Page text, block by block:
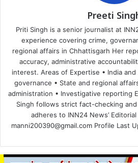
Preeti
Priti Singh is a senior journalist at
experience covering crime,
regional affairs in Chhattisgarh Her
accuracy, administrative
interest. Areas of Expertise • India
governance • State and regional
administration • Investigative reporting
Singh follows strict fact-checking
adheres to INN24 News’ Editorial
manni200390@gmail.com Profile Last